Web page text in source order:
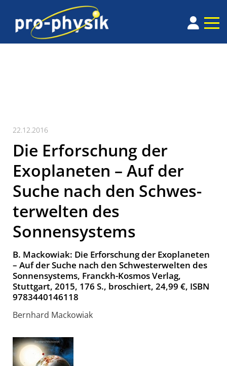
22.12.2016
Die Erforschung der
Exoplaneten – Auf der
Suche nach den Schwes­
terwelten des
Sonnensystems
B. Mackowiak: Die Erforschung der Exoplaneten
– Auf der Suche nach den Schwes­terwelten des
Sonnensystems, Franckh-Kosmos Verlag,
Stuttgart, 2015, 176 S., broschiert, 24,99 €, ISBN
9783440146118
Bernhard Mackowiak